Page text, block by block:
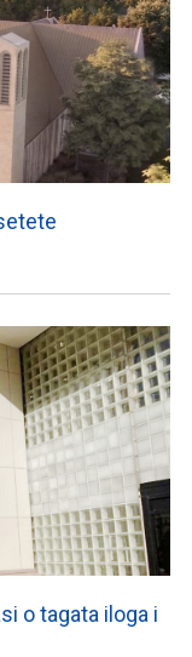
o tagata iloga i